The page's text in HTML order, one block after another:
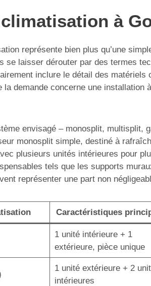
à
représente bien plus qu’une
se laisser dérouter par des termes
inclure le détail des
la demande concerne une
envisagé – monosplit, multisplit,
monosplit simple, destiné à
plusieurs unités intérieures pour
tels que les supports
représenter une part non
Caractéristiques
1 unité intérieure + 1
extérieure, pièce unique
1 unité extérieure + 2
intérieures